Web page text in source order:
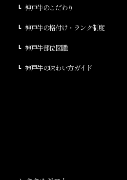
神戸牛のこだわり
神戸牛の格付け・ランク制度
神戸牛部位図鑑
神戸牛の味わい方ガイド